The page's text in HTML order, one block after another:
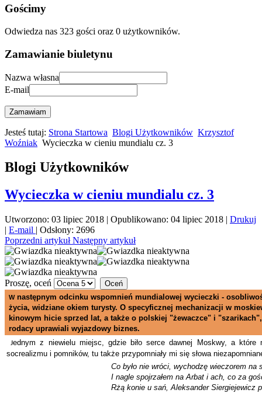
Gościmy
Odwiedza nas 323 gości oraz 0 użytkowników.
Zamawianie biuletynu
Nazwa własna
E-mail
Zamawiam
Jesteś tutaj: Strona Startowa Blogi Użytkowników Krzysztof
Woźniak Wycieczka w cieniu mundialu cz. 3
Blogi Użytkowników
Wycieczka w cieniu mundialu cz. 3
Utworzono: 03 lipiec 2018 | Opublikowano: 04 lipiec 2018 | Drukuj
| E-mail | Odsłony: 2696
Poprzedni artykuł Następny artykuł
Proszę, oceń
Wnastępnym odcinku wspomnień mundialowej wycieczki -
życia, widziane okiem turysty. O specyficznej mechanizacji w
kinowym hicie sprzed lat, a także o polskiej "żewaczce" i
rodacy uprawiali wyjazdowy biznes.
Jednym z niewielu miejsc, gdzie biło serce dawnej Moskwy, a które
socrealizmu i pomników, tu także przypomniały mi się słowa
Co było nie wróci, wychodzę wieczorem na
I nagle spojrzałem na Arbat i ach, co za
Rżą konie u sań, Aleksander Siergiejewicz